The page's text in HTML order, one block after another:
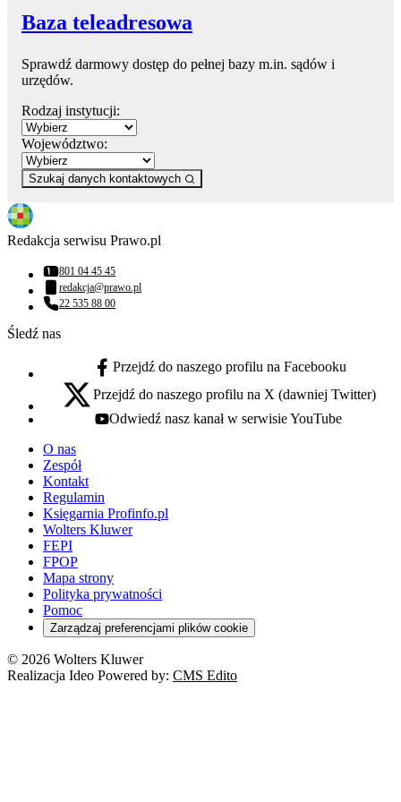
Baza teleadresowa
Sprawdź darmowy dostęp do pełnej bazy m.in. sądów i
urzędów.
Rodzaj instytucji:
Województwo:
Szukaj danych kontaktowych
Redakcja serwisu Prawo.pl
Numer telefonu:
801 04 45 45
Adres email:
redakcja@prawo.pl
Numer telefonu:
22 535 88 00
Śledź nas
facebook - otwiera się w nowej karcie
Przejdź do naszego profilu na Facebooku
x - otwiera się w nowej karcie
Przejdź do naszego profilu na X (dawniej Twitter)
youtube - otwiera się w nowej karcie
Odwiedź nasz kanał w serwisie YouTube
O nas
Zespół
Kontakt
Regulamin
Księgarnia Profinfo.pl
Wolters Kluwer
FEPI
FPOP
Mapa strony
Polityka prywatności
Pomoc
Zarządzaj preferencjami plików cookie
© 2026 Wolters Kluwer
Realizacja Ideo Powered by: CMS Edito